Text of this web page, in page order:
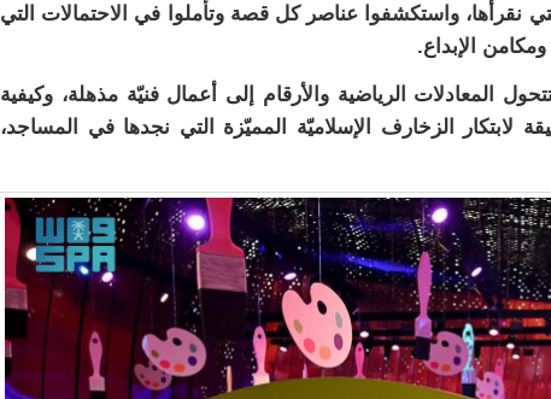
نقرأها، واستكشفوا عناصر كل قصة وتأملوا في الاحتمالات التي
الإبداع.
الرياضية والأرقام إلى أعمال فنيّة مذهلة، وكيفية
لابتكار الزخارف الإسلاميّة المميّزة التي نجدها في المساجد،